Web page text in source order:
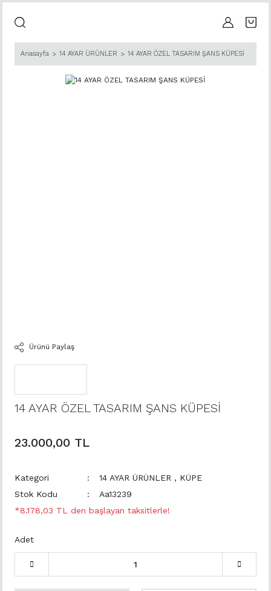
Anasayfa 14 AYAR ÜRÜNLER 14 AYAR ÖZEL TASARIM ŞANS KÜPESİ
Ürünü Paylaş
14 AYAR ÖZEL TASARIM ŞANS KÜPESİ
23.000,00 TL
Kategori 14 AYAR ÜRÜNLER , KÜPE
Stok Kodu
Aa13239
*8.178,03 TL den başlayan taksitlerle!
Adet